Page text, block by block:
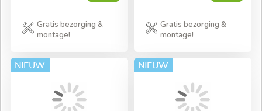
Gratis bezorging &
montage!
Gratis bezorging &
montage!